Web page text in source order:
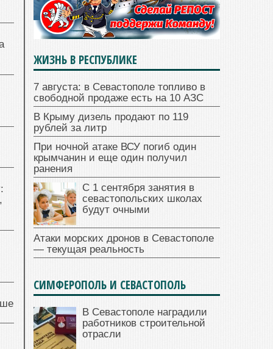
ЖИЗНЬ В РЕСПУБЛИКЕ
7 августа: в Севастополе топливо в
свободной продаже есть на 10 АЗС
В Крыму дизель продают по 119
рублей за литр
При ночной атаке ВСУ погиб один
крымчанин и еще один получил
ранения
С 1 сентября занятия в
севастопольских школах
будут очными
Атаки морских дронов в Севастополе
— текущая реальность
СИМФЕРОПОЛЬ И СЕВАСТОПОЛЬ
В Севастополе наградили
работников строительной
отрасли